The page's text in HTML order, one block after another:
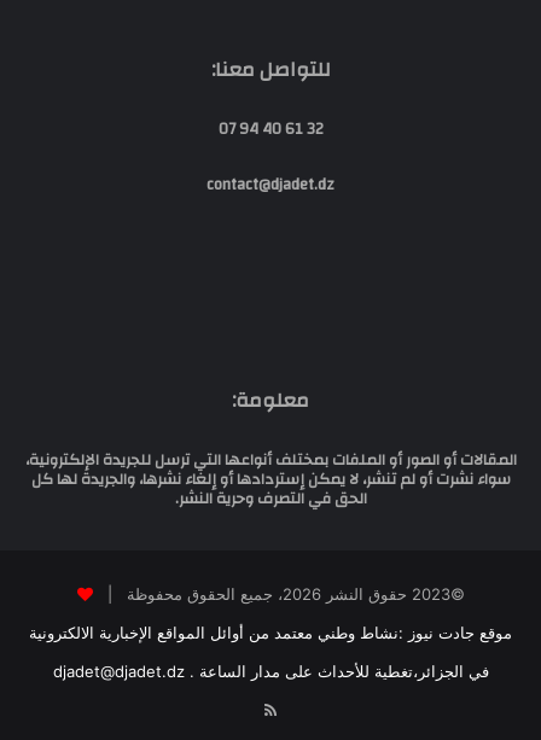
للتواصل معنا:
32 61 40 94 07
contact@djadet.dz
معلومة:
المقالات أو الصور أو الملفات بمختلف أنواعها التي ترسل للجريدة الإلكترونية،
سواء نشرت أو لم تنشر، لا يمكن إستردادها أو إلغاء نشرها، والجريدة لها كل
الحق في التصرف وحرية النشر.
©2023 حقوق النشر 2026، جميع الحقوق محفوظة |
موقع جادت نيوز :نشاط وطني معتمد من أوائل المواقع الإخبارية الالكترونية
في الجزائر،تغطية للأحداث على مدار الساعة . djadet@djadet.dz
RSS